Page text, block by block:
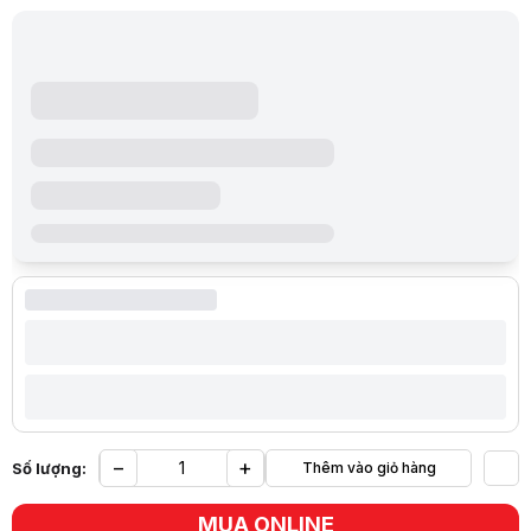
Số lượng: − + Thêm vào giỏ hàng
MUA ONLINE